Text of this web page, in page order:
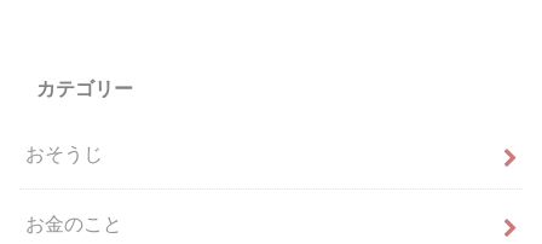
カテゴリー
おそうじ
お金のこと